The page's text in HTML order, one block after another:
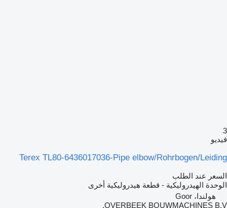
3
فيديو
Terex TL80-6436017036-Pipe elbow/Rohrbogen/Leiding
السعر عند الطلب
الوحدة الهيدروليكية - قطعة هيدروليكية أخرى
هولندا، Goor
OVERBEEK BOUWMACHINES B.V.